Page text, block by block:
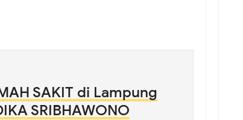
SAKIT di Lampung
SRIBHAWONO